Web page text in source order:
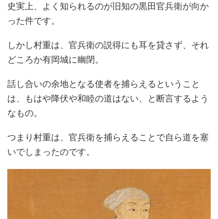
史実上、よく知られるのが旧知の黒田官兵衛が向か
った件です。
しかし村重は、官兵衛の説得にも耳を貸さず、それ
どころか有岡城に幽閉。
話し合いの余地となる使者を捕らえるということ
は、もはや降伏や和睦の道はない、と断言するよう
なもの。
つまり村重は、官兵衛を捕らえることで自ら道を塞
いでしまったのです。